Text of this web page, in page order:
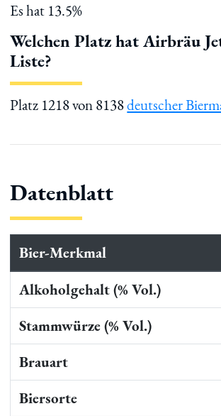
Es hat 13.5%
Welchen Platz hat Airbräu
Liste?
Platz 1218 von 8138deutscher
Datenblatt
Bier-Merkmal
Alkoholgehalt (% Vol.)
Stammwürze (% Vol.)
Brauart
Biersorte